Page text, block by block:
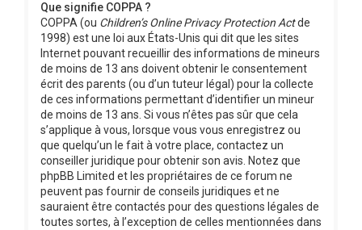
Que signifie COPPA ?
COPPA (ou Children’s Online Privacy Protection Actde
1998) est une loi aux États-Unis qui dit que les sites
Internet pouvant recueillir des informations de mineurs
de moins de 13 ans doivent obtenir le consentement
écrit des parents (ou d’un tuteur légal) pour la collecte
de ces informations permettant d’identifier un mineur
de moins de 13 ans. Si vous n’êtes pas sûr que cela
s’applique à vous, lorsque vous vous enregistrez ou
que quelqu’un le fait à votre place, contactez un
conseiller juridique pour obtenir son avis. Notez que
phpBB Limited et les propriétaires de ce forum ne
peuvent pas fournir de conseils juridiques et ne
sauraient être contactés pour des questions légales de
toutes sortes, à l’exception de celles mentionnées dans